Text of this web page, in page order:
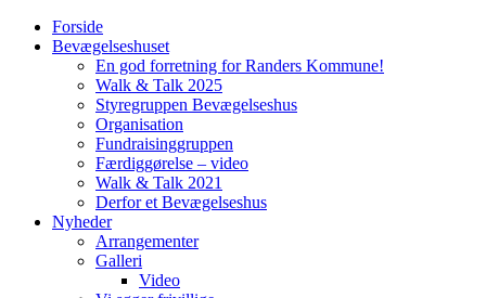
Forside
Bevægelseshuset
En god forretning for Randers Kommune!
Walk & Talk 2025
Styregruppen Bevægelseshus
Organisation
Fundraisinggruppen
Færdiggørelse – video
Walk & Talk 2021
Derfor et Bevægelseshus
Nyheder
Arrangementer
Galleri
Video